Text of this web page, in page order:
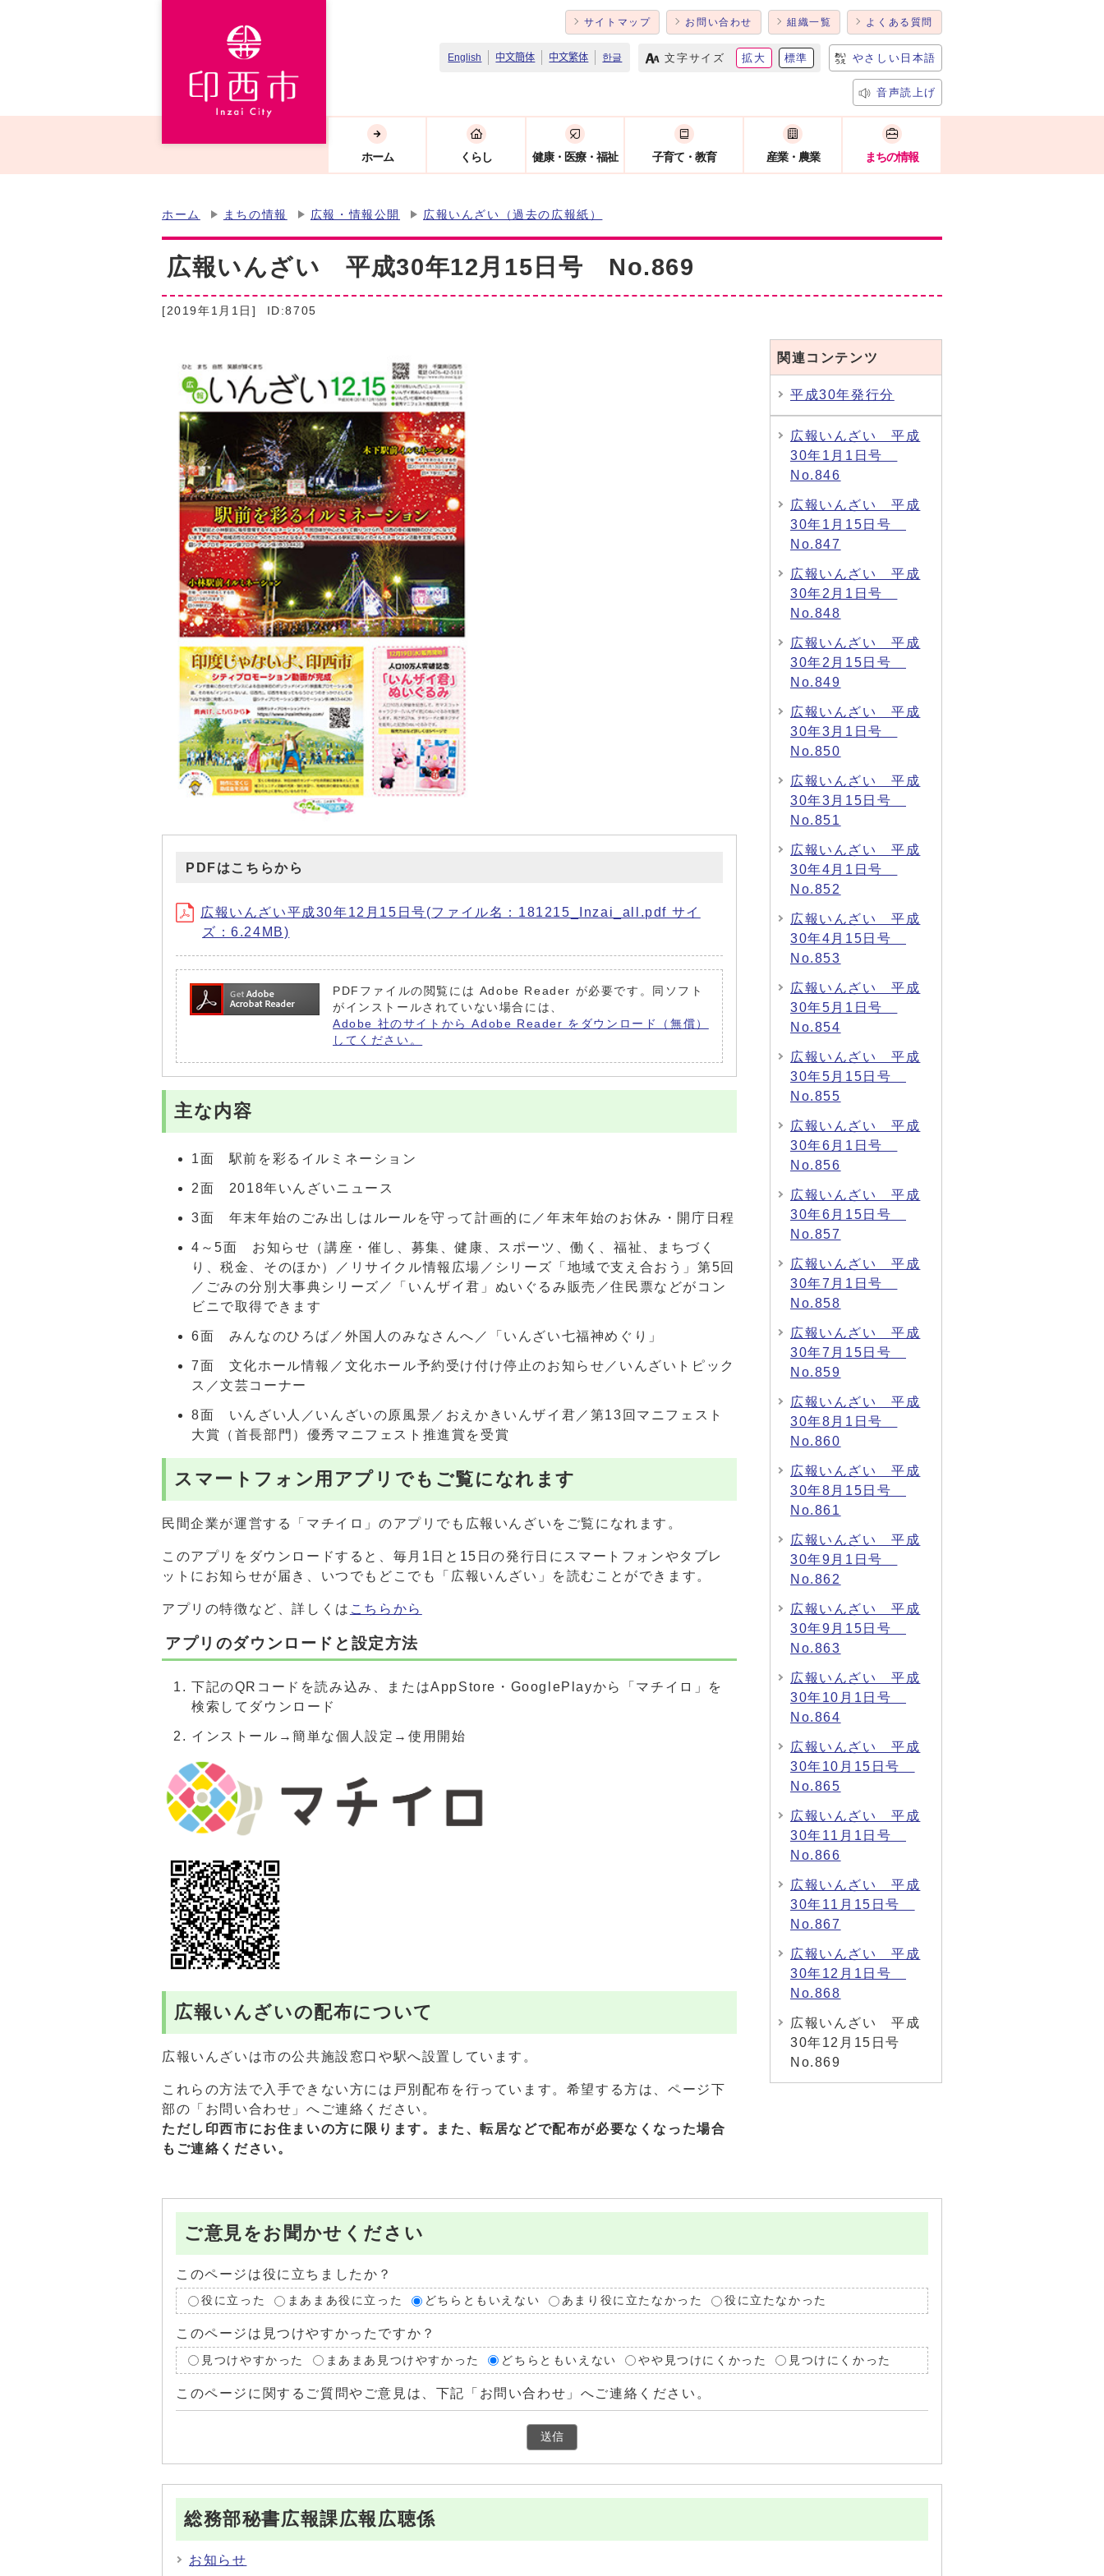
サイトマップ お問い合わせ 組織一覧 よくある質問
English 中文簡体 中文繁体 한글 文字サイズ 拡大 標準 やさしい日本語
音声読上げ
ホーム くらし 健康・医療・福祉 子育て・教育 産業・農業 まちの情報
ホーム まちの情報 広報・情報公開 広報いんざい（過去の広報紙）
広報いんざい 平成30年12月15日号 No.869
[2019年1月1日] ID:8705
PDFはこちらから
広報いんざい平成30年12月15日号(ファイル名：181215_Inzai_all.pdf サイ
ズ：6.24MB)
PDFファイルの閲覧には Adobe Reader が必要です。同ソフト
がインストールされていない場合には、
Adobe 社のサイトから Adobe Reader をダウンロード（無償）
してください。
主な内容
1面 駅前を彩るイルミネーション
2面 2018年いんざいニュース
3面 年末年始のごみ出しはルールを守って計画的に／年末年始のお休み・開庁日程
4～5面 お知らせ（講座・催し、募集、健康、スポーツ、働く、福祉、まちづく
り、税金、そのほか）／リサイクル情報広場／シリーズ「地域で支え合おう」第5回
／ごみの分別大事典シリーズ／「いんザイ君」ぬいぐるみ販売／住民票などがコン
ビニで取得できます
6面 みんなのひろば／外国人のみなさんへ／「いんざい七福神めぐり」
7面 文化ホール情報／文化ホール予約受け付け停止のお知らせ／いんざいトピック
ス／文芸コーナー
8面 いんざい人／いんざいの原風景／おえかきいんザイ君／第13回マニフェスト
大賞（首長部門）優秀マニフェスト推進賞を受賞
スマートフォン用アプリでもご覧になれます
民間企業が運営する「マチイロ」のアプリでも広報いんざいをご覧になれます。
このアプリをダウンロードすると、毎月1日と15日の発行日にスマートフォンやタブレ
ットにお知らせが届き、いつでもどこでも「広報いんざい」を読むことができます。
アプリの特徴など、詳しくは こちらから
アプリのダウンロードと設定方法
下記のQRコードを読み込み、またはAppStore・GooglePlayから「マチイロ」を
検索してダウンロード
インストール→簡単な個人設定→使用開始
広報いんざいの配布について
広報いんざいは市の公共施設窓口や駅へ設置しています。
これらの方法で入手できない方には戸別配布を行っています。希望する方は、ページ下
部の「お問い合わせ」へご連絡ください。
ただし印西市にお住まいの方に限ります。また、転居などで配布が必要なくなった場合
もご連絡ください。
関連コンテンツ
平成30年発行分
広報いんざい 平成
30年1月1日号
No.846
広報いんざい 平成
30年1月15日号
No.847
広報いんざい 平成
30年2月1日号
No.848
広報いんざい 平成
30年2月15日号
No.849
広報いんざい 平成
30年3月1日号
No.850
広報いんざい 平成
30年3月15日号
No.851
広報いんざい 平成
30年4月1日号
No.852
広報いんざい 平成
30年4月15日号
No.853
広報いんざい 平成
30年5月1日号
No.854
広報いんざい 平成
30年5月15日号
No.855
広報いんざい 平成
30年6月1日号
No.856
広報いんざい 平成
30年6月15日号
No.857
広報いんざい 平成
30年7月1日号
No.858
広報いんざい 平成
30年7月15日号
No.859
広報いんざい 平成
30年8月1日号
No.860
広報いんざい 平成
30年8月15日号
No.861
広報いんざい 平成
30年9月1日号
No.862
広報いんざい 平成
30年9月15日号
No.863
広報いんざい 平成
30年10月1日号
No.864
広報いんざい 平成
30年10月15日号
No.865
広報いんざい 平成
30年11月1日号
No.866
広報いんざい 平成
30年11月15日号
No.867
広報いんざい 平成
30年12月1日号
No.868
広報いんざい 平成
30年12月15日号
No.869
ご意見をお聞かせください
このページは役に立ちましたか？
役に立った まあまあ役に立った どちらともいえない あまり役に立たなかった 役に立たなかった
このページは見つけやすかったですか？
見つけやすかった まあまあ見つけやすかった どちらともいえない やや見つけにくかった 見つけにくかった
このページに関するご質問やご意見は、下記「お問い合わせ」へご連絡ください。
総務部秘書広報課広報広聴係
お知らせ